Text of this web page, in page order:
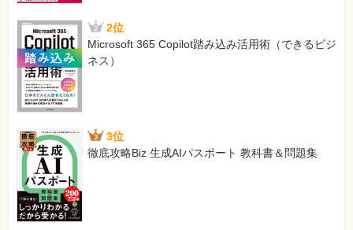
第14章 Webアプリケーションの設計
14.1 Webアプリケーションの設計とは
14.2 プログラムを完成させる
14.3 この章のまとめ
付録A Eclipseの初期設定と操作手順
A.2 Eclipseの起動とパースペクティブ
A.3 ファイルの文字コード
A.4 動的Webプロジェクトとサーバ
A.5 ファイルの作成と実行
A.6 JARファイルの配置
104ページ 練習3-1、ソースコードの10行目
[誤]
respopnse
[正]
response
【 第4刷にて修正 】
[誤]
Java Server Page
[正]
JavaServer Pages
113ページ 図4-3内
2位
Microsoft 365 Copilot踏み込み活用術（できるビジ
ネス）
3位
徹底攻略Biz 生成AIパスポート 教科書＆問題集